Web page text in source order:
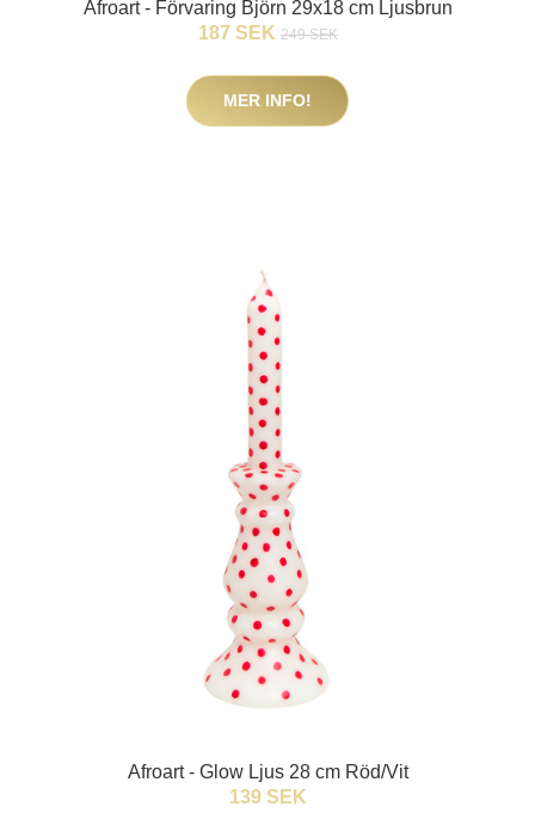
Afroart - Förvaring Björn 29x18 cm Ljusbrun
187 SEK 249 SEK
MER INFO!
Afroart - Glow Ljus 28 cm Röd/Vit
139 SEK